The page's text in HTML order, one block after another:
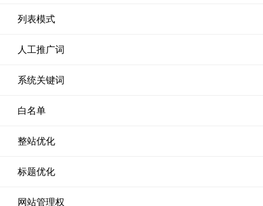
列表模式
人工推广词
系统关键词
白名单
整站优化
标题优化
网站管理权